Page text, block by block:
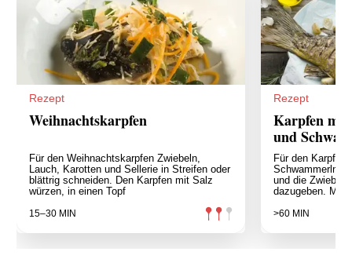
Rezept
Weihnachtskarpfen
Für den Weihnachtskarpfen Zwiebeln,
Lauch, Karotten und Sellerie in Streifen oder
blättrig schneiden. Den Karpfen mit Salz
würzen, in einen Topf
15–30 MIN
Rezept
Karpfen mit
und
Für den Karpfen
Schwammerln
und die Zwiebel
dazugeben. Mit
>60 MIN